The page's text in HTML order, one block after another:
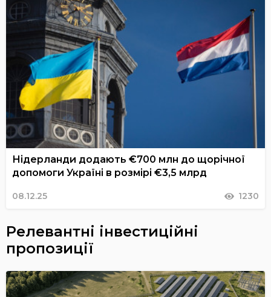
Нідерланди додають €700 млн до щорічної
допомоги Україні в розмірі €3,5 млрд
08.12.25 1230
Релевантні інвестиційні
пропозиції